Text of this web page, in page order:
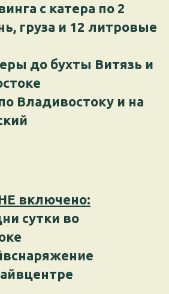
с катера по 2
груза и 12 литровые
до бухты Витязь и
Владивостоку и на
включено:
сутки во